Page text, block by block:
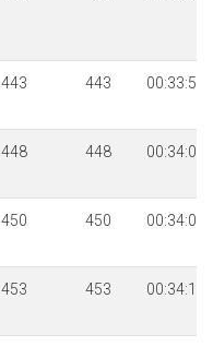
443 443 00:33:53
448 448 00:34:01
450 450 00:34:04
453 453 00:34:11